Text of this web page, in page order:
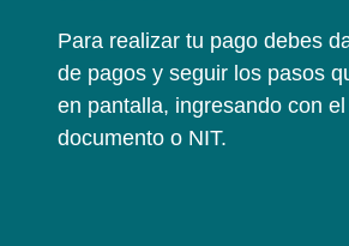
Para realizar tu pago debes
de pagos y seguir los pasos
en pantalla, ingresando con
documento o NIT.